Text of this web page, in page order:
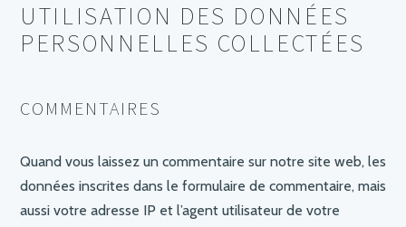
UTILISATION DES DONNÉES
PERSONNELLES COLLECTÉES
COMMENTAIRES
Quand vous laissez un commentaire sur notre site web, les
données inscrites dans le formulaire de commentaire, mais
aussi votre adresse IP et l’agent utilisateur de votre